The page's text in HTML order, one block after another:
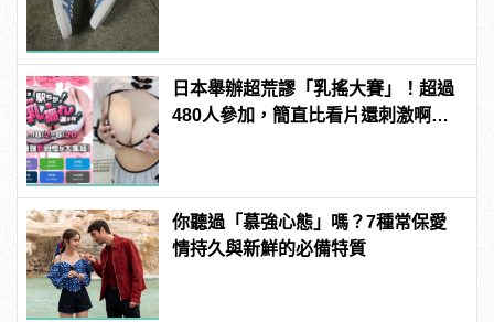
日本舉辦超荒謬「乳搖大賽」！超過
480人參加，簡直比看片還刺激啊！ |
你聽過「慕強心態」嗎？7種常保愛
情持久與新鮮的必備特質